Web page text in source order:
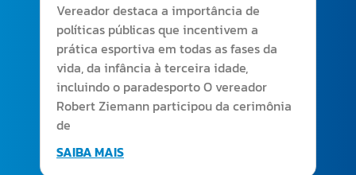
Vereador destaca a importância de
políticas públicas que incentivem a
prática esportiva em todas as fases da
vida, da infância à terceira idade,
incluindo o paradesporto O vereador
Robert Ziemann participou da cerimônia
de
SAIBA MAIS